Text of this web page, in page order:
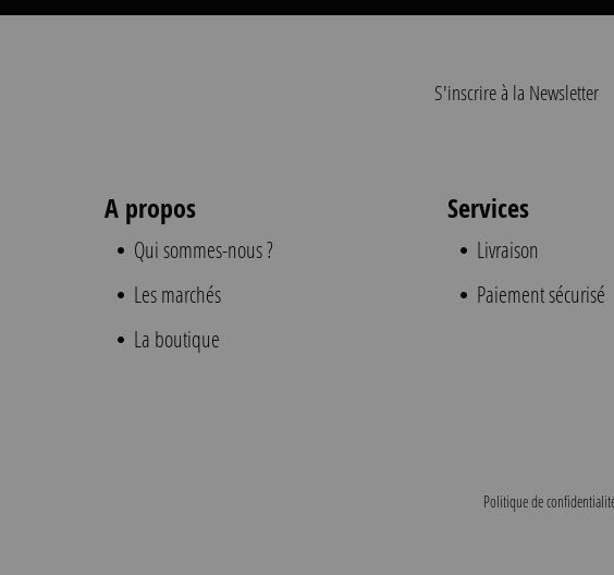
S'inscrire à la Newsletter
A propos
Qui sommes-nous ?
Les marchés
La boutique
Services
Livraison
Paiement sécurisé
Politique de